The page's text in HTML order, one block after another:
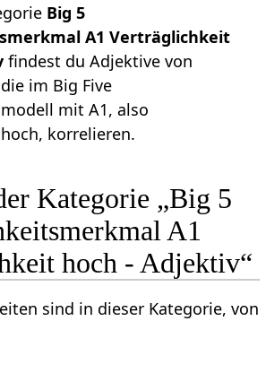
Big 5
A1 Verträglichkeit
findest du Adjektive von
im Big Five
mit A1, also
korrelieren.
Kategorie „Big 5
A1
hoch - Adjektiv“
sind in dieser Kategorie, von